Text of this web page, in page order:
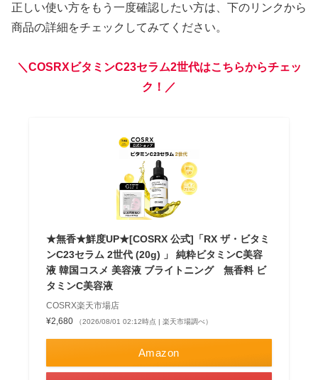
正しい使い方をもう一度確認したい方は、下のリンクから
商品の詳細をチェックしてみてください。
＼COSRXビタミンC23セラム2世代はこちらからチェッ
ク！／
★無香★鮮度UP★[COSRX 公式]「RX ザ・ビタミ
ンC23セラム 2世代 (20g) 」 純粋ビタミンC美容
液 韓国コスメ 美容液 ブライトニング 無香料 ビ
タミンC美容液
COSRX楽天市場店
¥2,680
（2026/08/01 02:12時点 | 楽天市場調べ）
Amazon